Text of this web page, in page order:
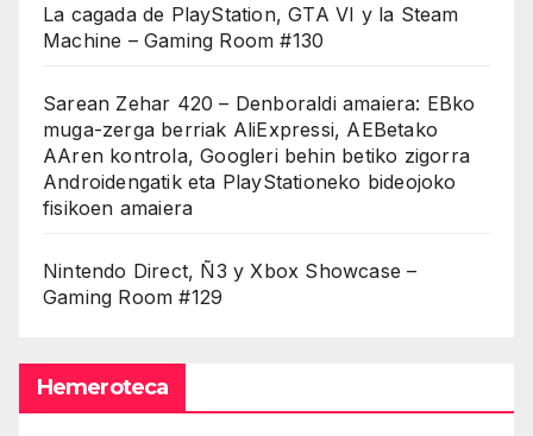
La cagada de PlayStation, GTA VI y la Steam
Machine – Gaming Room #130
Sarean Zehar 420 – Denboraldi amaiera: EBko
muga-zerga berriak AliExpressi, AEBetako
AAren kontrola, Googleri behin betiko zigorra
Androidengatik eta PlayStationeko bideojoko
fisikoen amaiera
Nintendo Direct, Ñ3 y Xbox Showcase –
Gaming Room #129
Hemeroteca